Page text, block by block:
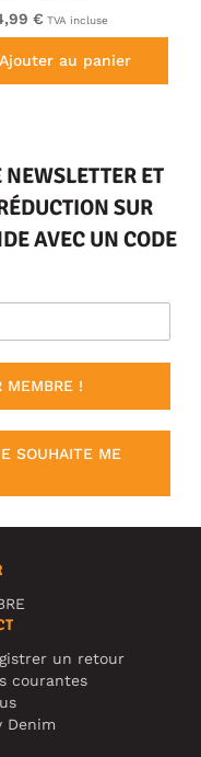
€ TVA incluse
Ajouter au panier
ET
SUR
AVEC UN CODE
MEMBRE !
SOUHAITE ME
un retour
courantes
Denim